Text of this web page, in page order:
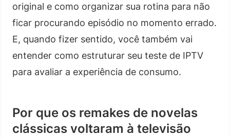
original e como organizar sua rotina para não
ficar procurando episódio no momento errado.
E, quando fizer sentido, você também vai
entender como estruturar seu teste de IPTV
para avaliar a experiência de consumo.
Por que os remakes de novelas
clássicas voltaram à televisão